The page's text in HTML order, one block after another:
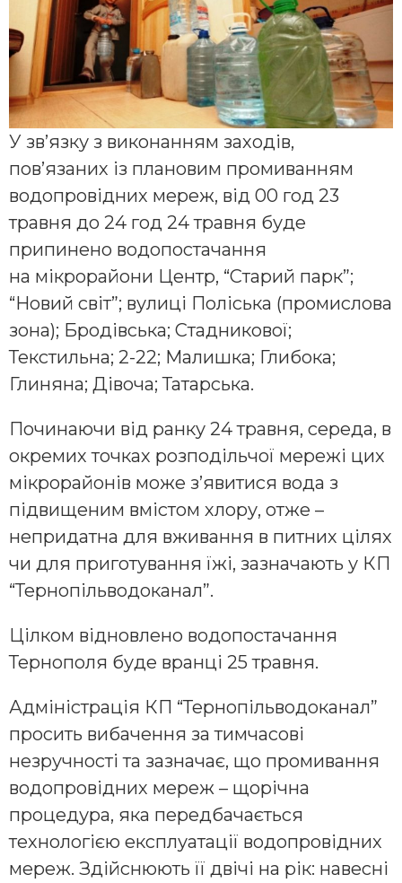
У зв’язку з виконанням заходів,
пов’язаних із плановим промиванням
водопровідних мереж, від 00 год 23
травня до 24 год 24 травня буде
припинено водопостачання
на мікрорайони Центр, “Старий парк”;
“Новий світ”; вулиці Поліська (промислова
зона); Бродівська; Стадникової;
Текстильна; 2-22; Малишка; Глибока;
Глиняна; Дівоча; Татарська.
Починаючи від ранку 24 травня, середа, в
окремих точках розподільчої мережі цих
мікрорайонів може з’явитися вода з
підвищеним вмістом хлору, отже –
непридатна для вживання в питних цілях
чи для приготування їжі, зазначають у КП
“Тернопільводоканал”.
Цілком відновлено водопостачання
Тернополя буде вранці 25 травня.
Адміністрація КП “Тернопільводоканал”
просить вибачення за тимчасові
незручності та зазначає, що промивання
водопровідних мереж – щорічна
процедура, яка передбачається
технологією експлуатації водопровідних
мереж. Здійснюють її двічі на рік: навесні